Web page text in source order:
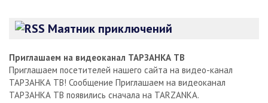
Маятник приключений
Приглашаем на видеоканал ТАРЗАНКА ТВ
Приглашаем посетителей нашего сайта на видео-канал
ТАРЗАНКА ТВ! Сообщение Приглашаем на видеоканал
ТАРЗАНКА ТВ появились сначала на TARZANKA.